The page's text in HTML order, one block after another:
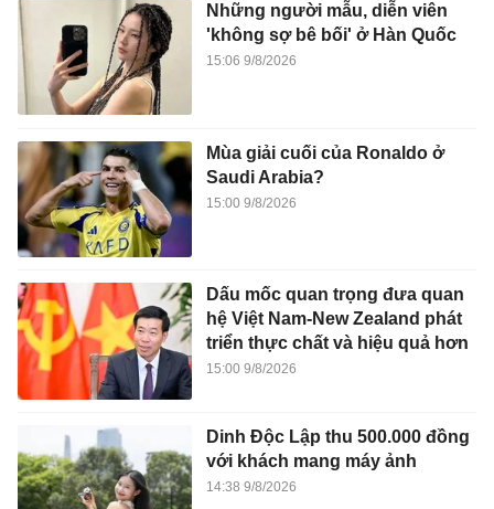
Những người mẫu, diễn viên
'không sợ bê bối' ở Hàn Quốc
15:06 9/8/2026
Mùa giải cuối của Ronaldo ở
Saudi Arabia?
15:00 9/8/2026
Dấu mốc quan trọng đưa quan
hệ Việt Nam-New Zealand phát
triển thực chất và hiệu quả hơn
15:00 9/8/2026
Dinh Độc Lập thu 500.000 đồng
với khách mang máy ảnh
14:38 9/8/2026